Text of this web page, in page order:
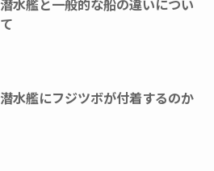
潜水艦と一般的な船の違いについ
て
潜水艦にフジツボが付着するのか